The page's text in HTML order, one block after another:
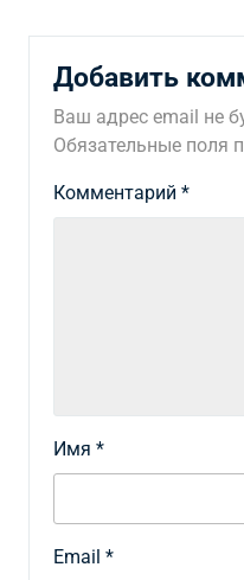
Добавить
Ваш адрес email не
Обязательные поля
Комментарий *
Имя *
Email *